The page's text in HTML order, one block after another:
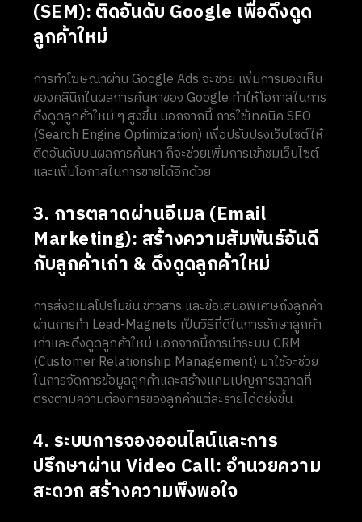
(SEM): ติดอันดับ Google เพื่อดึงดูด
ลูกค้าใหม่
การทำโฆษณาผ่าน Google Ads จะช่วย เพิ่มการมองเห็น
ของคลินิกในผลการค้นหาของ Google ทำให้โอกาสในการ
ดึงดูดลูกค้าใหม่ ๆ สูงขึ้น นอกจากนี้ การใช้เทคนิค SEO
(Search Engine Optimization) เพื่อปรับปรุงเว็บไซต์ให้
ติดอันดับบนผลการค้นหา ก็จะช่วยเพิ่มการเข้าชมเว็บไซต์
และเพิ่มโอกาสในการขายได้อีกด้วย
3. การตลาดผ่านอีเมล (Email
Marketing): สร้างความสัมพันธ์อันดี
กับลูกค้าเก่า & ดึงดูดลูกค้าใหม่
การส่งอีเมลโปรโมชัน ข่าวสาร และข้อเสนอพิเศษถึงลูกค้า
ผ่านการทำ Lead-Magnets เป็นวิธีที่ดีในการรักษาลูกค้า
เก่าและดึงดูดลูกค้าใหม่ นอกจากนี้การนำระบบ CRM
(Customer Relationship Management) มาใช้จะช่วย
ในการจัดการข้อมูลลูกค้าและสร้างแคมเปญการตลาดที่
ตรงตามความต้องการของลูกค้าแต่ละรายได้ดียิ่งขึ้น
4. ระบบการจองออนไลน์และการ
ปรึกษาผ่าน Video Call: อำนวยความ
สะดวก สร้างความพึงพอใจ